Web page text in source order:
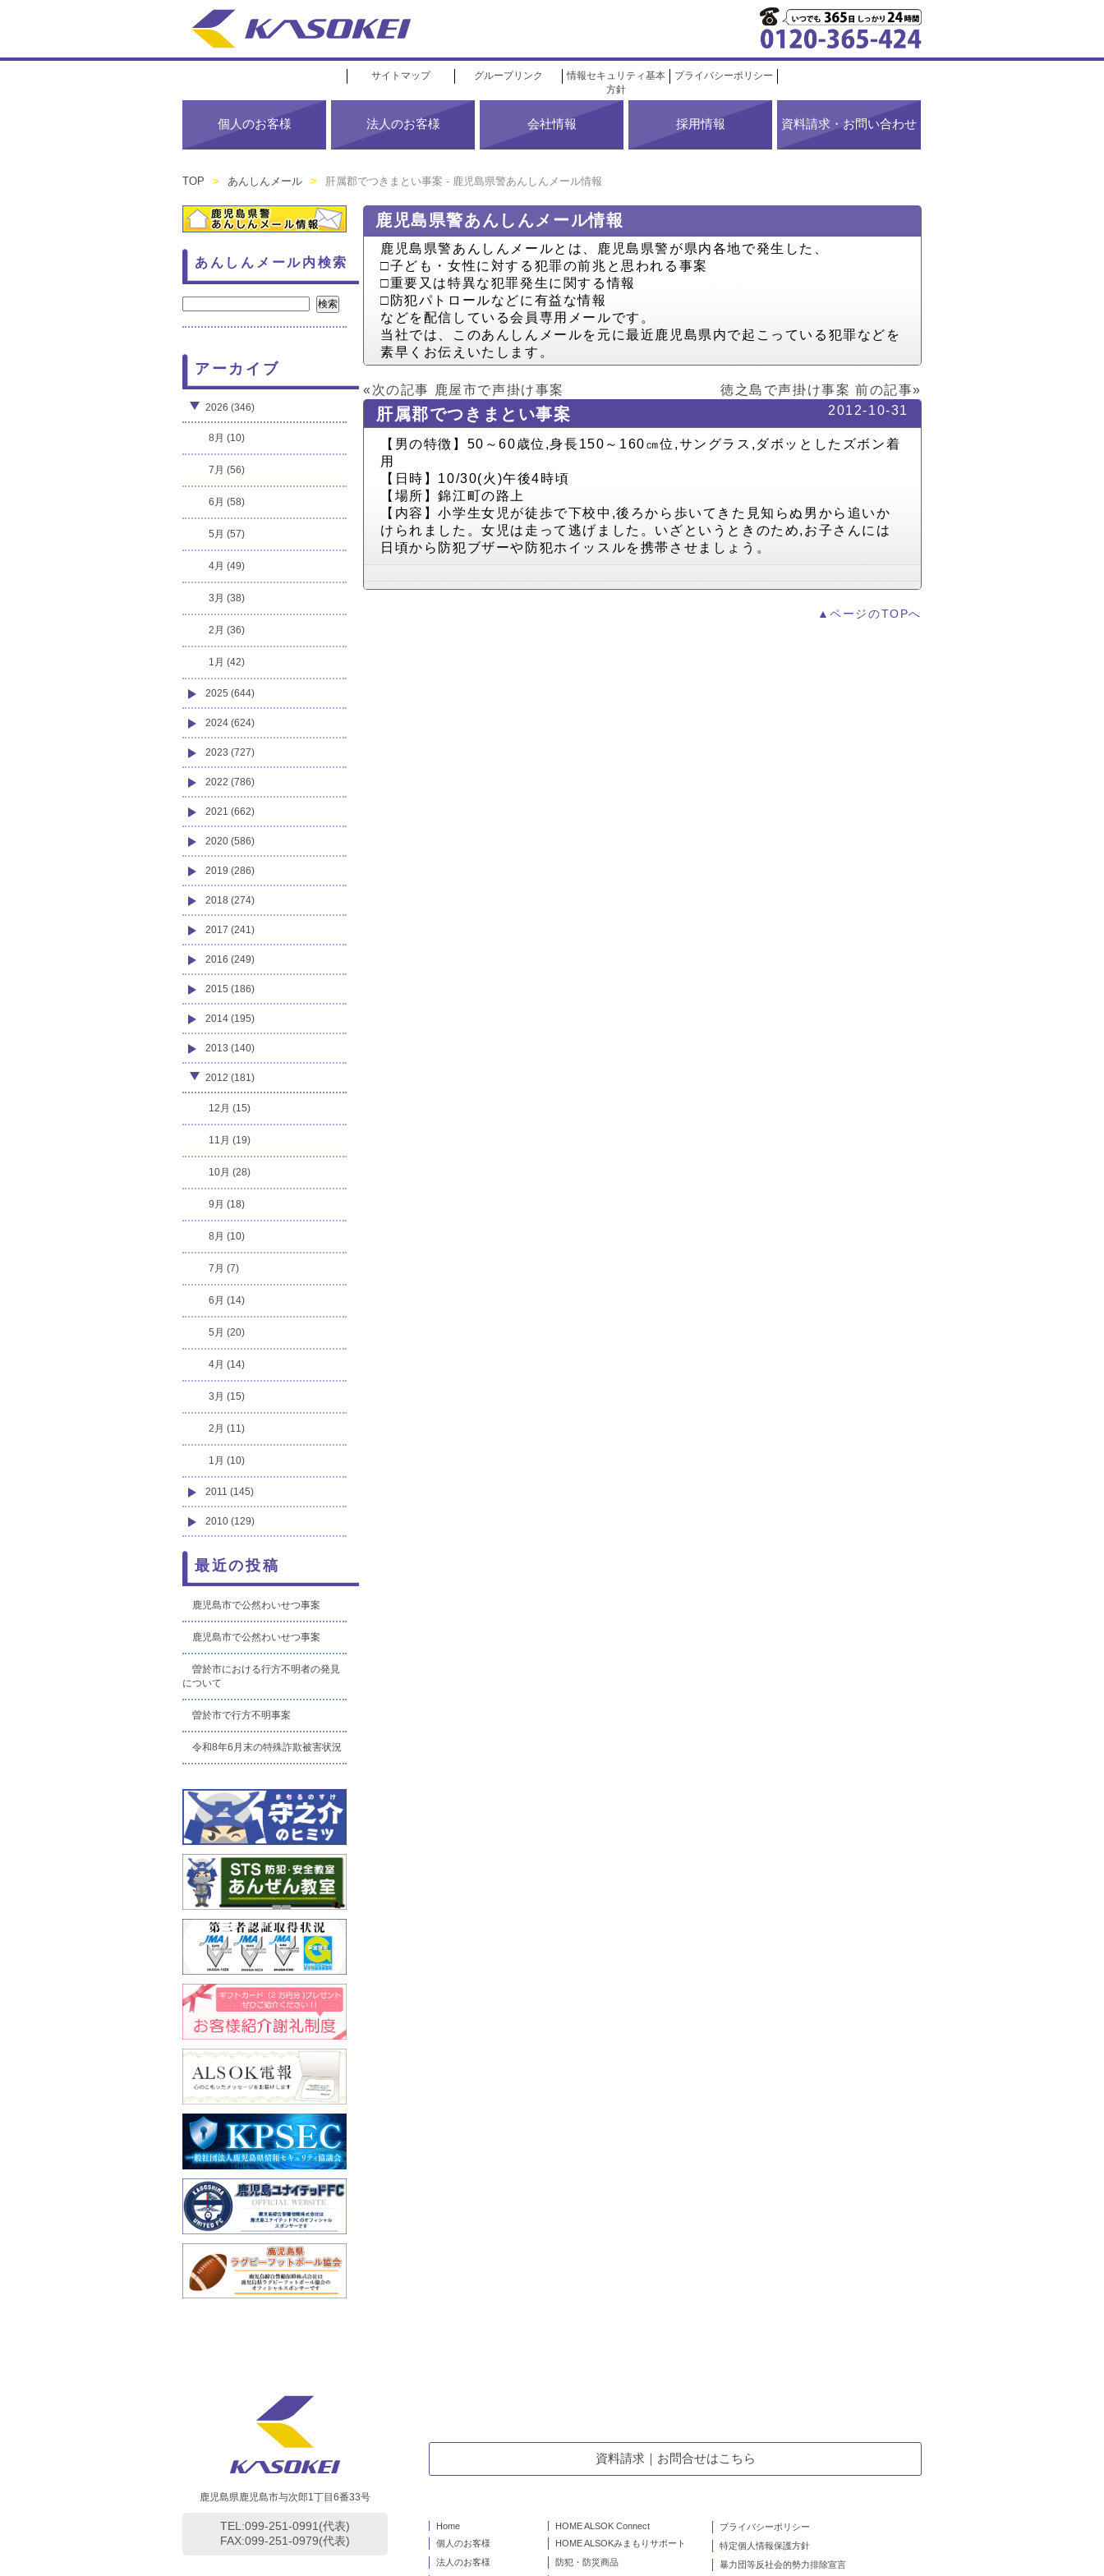
サイトマップ グループリンク
情報セキュリティ基本
方針
プライバシーポリシー
個人のお客様 法人のお客様 会社情報 採用情報 資料請求・お問い合わせ
TOP > あんしんメール > 肝属郡でつきまとい事案 - 鹿児島県警あんしんメール情報
鹿児島県警あんしんメール情報
鹿児島県警あんしんメールとは、鹿児島県警が県内各地で発生した、
□子ども・女性に対する犯罪の前兆と思われる事案
□重要又は特異な犯罪発生に関する情報
□防犯パトロールなどに有益な情報
などを配信している会員専用メールです。
当社では、このあんしんメールを元に最近鹿児島県内で起こっている犯罪などを
素早くお伝えいたします。
«次の記事 鹿屋市で声掛け事案 徳之島で声掛け事案 前の記事»
肝属郡でつきまとい事案 2012-10-31
【男の特徴】50～60歳位,身長150～160㎝位,サングラス,ダボッとしたズボン着
用
【日時】10/30(火)午後4時頃
【場所】錦江町の路上
【内容】小学生女児が徒歩で下校中,後ろから歩いてきた見知らぬ男から追いか
けられました。女児は走って逃げました。いざというときのため,お子さんには
日頃から防犯ブザーや防犯ホイッスルを携帯させましょう。
▲ページのTOPへ
あんしんメール内検索
アーカイブ
2026 (346)
8月 (10)
7月 (56)
6月 (58)
5月 (57)
4月 (49)
3月 (38)
2月 (36)
1月 (42)
2025 (644)
2024 (624)
2023 (727)
2022 (786)
2021 (662)
2020 (586)
2019 (286)
2018 (274)
2017 (241)
2016 (249)
2015 (186)
2014 (195)
2013 (140)
2012 (181)
12月 (15)
11月 (19)
10月 (28)
9月 (18)
8月 (10)
7月 (7)
6月 (14)
5月 (20)
4月 (14)
3月 (15)
2月 (11)
1月 (10)
2011 (145)
2010 (129)
最近の投稿
鹿児島市で公然わいせつ事案
鹿児島市で公然わいせつ事案
曽於市における行方不明者の発見
について
曽於市で行方不明事案
令和8年6月末の特殊詐欺被害状況
鹿児島県鹿児島市与次郎1丁目6番33号
TEL:099-251-0991(代表)
FAX:099-251-0979(代表)
資料請求｜お問合せはこちら
Home
個人のお客様
法人のお客様
HOME ALSOK Connect
HOME ALSOKみまもりサポート
防犯・防災商品
プライバシーポリシー
特定個人情報保護方針
暴力団等反社会的勢力排除宣言